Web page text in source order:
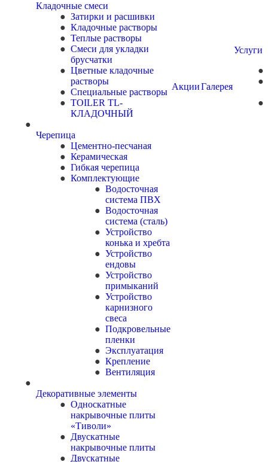
Кладочные смеси
Затирки и расшивки
Кладочные растворы
Теплые растворы
Смеси для укладки
брусчатки
Цветные кладочные
растворы
Специальные растворы
TOILER TL-
КЛАДОЧНЫЙ
Черепица
Цементно-песчаная
Керамическая
Гибкая черепица
Комплектующие
Водосточная
система ПВХ
Водосточная
система (сталь)
Устройство
конька и хребта
Устройство
ендовы
Устройство
примыканий
Устройство
карнизного
свеса
Подкровельные
пленки
Эксплуатация
Крепление
Вентиляция
Декоративные элементы
Односкатные
накрывочные плиты
«Тиволи»
Двускатные
накрывочные плиты
Двускатные
АкцииГалерея
Услуги